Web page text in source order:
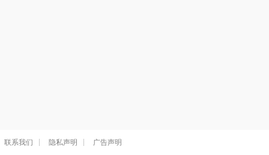
联系我们 隐私声明 广告声明